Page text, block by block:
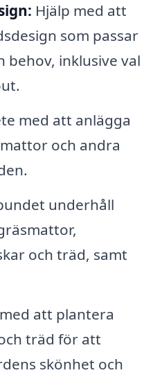
Hjälp med att
som passar
behov, inklusive val
med att anlägga
och andra
underhåll
och träd, samt
att plantera
träd för att
skönhet och